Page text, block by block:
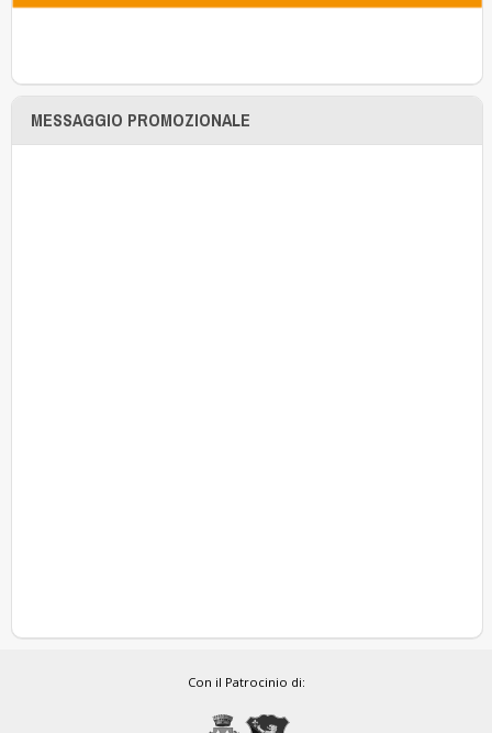
MESSAGGIO PROMOZIONALE
Con il Patrocinio di: